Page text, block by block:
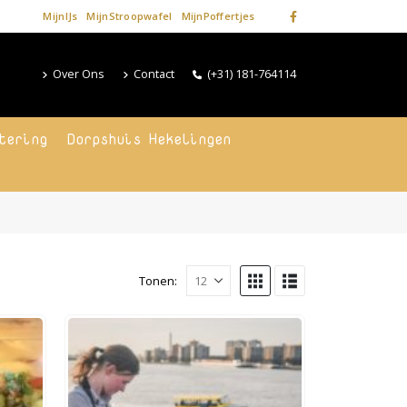
MijnIJs MijnStroopwafel MijnPoffertjes
Over Ons Contact (+31) 181-764114
Dorpshuis Hekelingen
Tonen: